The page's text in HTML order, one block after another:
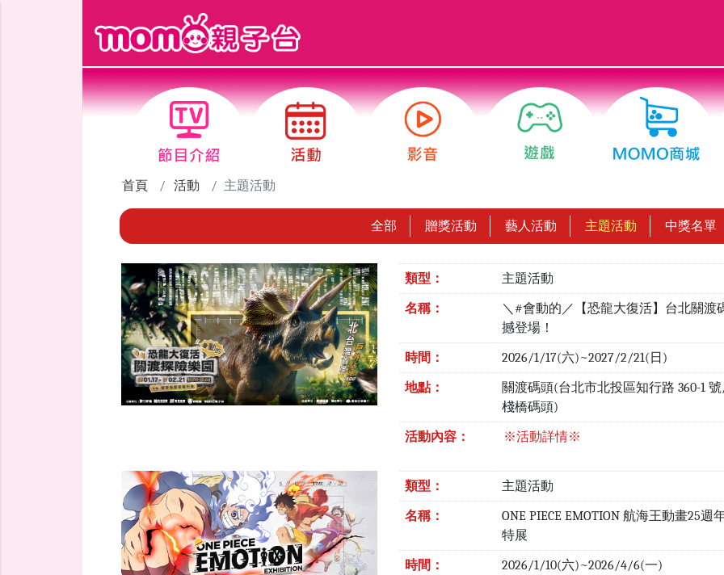
首頁 活動 主題活動
全部 贈獎活動 藝人活動 主題活動 中獎名單
類型： 主題活動
名稱：
＼#會動的／【恐龍大復活】台北關渡
撼登場！
時間： 2026/1/17(六)~2027/2/21(日)
地點：
關渡碼頭(台北市北投區知行路 360-1
棧橋碼頭)
活動內容： ※活動詳情※
類型： 主題活動
名稱：
ONE PIECE EMOTION 航海王動畫25週
特展
時間： 2026/1/10(六)~2026/4/6(一)